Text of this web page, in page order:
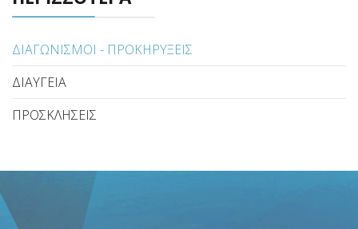
ΔΙΑΓΩΝΙΣΜΟΙ - ΠΡΟΚΗΡΥΞΕΙΣ
ΔΙΑΥΓΕΙΑ
ΠΡΟΣΚΛΗΣΕΙΣ